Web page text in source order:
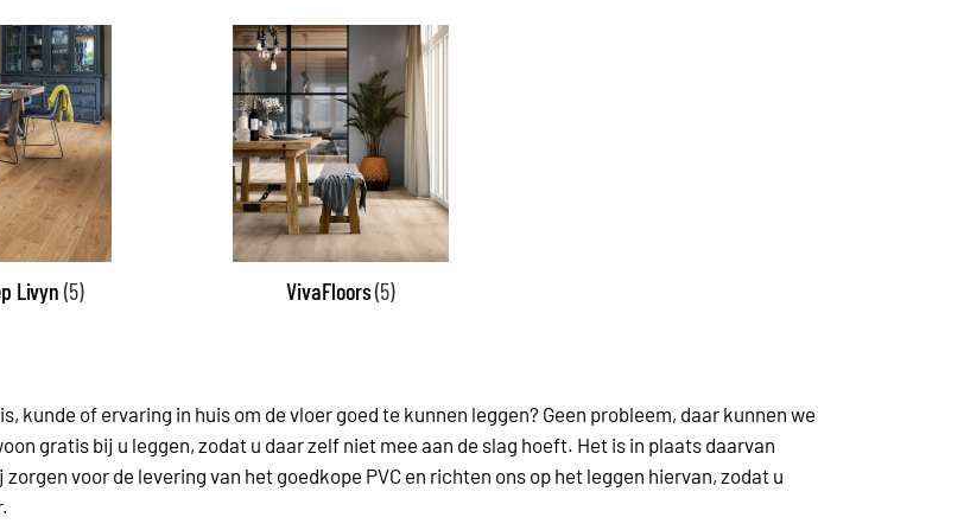
Livyn(5) VivaFloors(5)
kunde of ervaring in huis om de vloer goed te kunnen leggen? Geen probleem, daar kunnen we
gratis bij u leggen, zodat u daar zelf niet mee aan de slag hoeft. Het is in plaats daarvan
voor de levering van het goedkope PVC en richten ons op het leggen hiervan, zodat u